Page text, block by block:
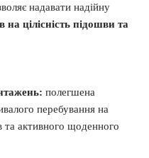
надавати надійну
на цілісність підошви та
полегшена
перебування на
та активного щоденного